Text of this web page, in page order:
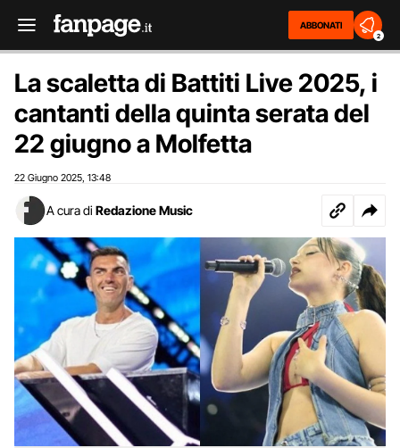
ABBONATI
2
La scaletta di Battiti Live 2025, i
cantanti della quinta serata del
22 giugno a Molfetta
22 Giugno 2025 13:48
A cura di Redazione Music